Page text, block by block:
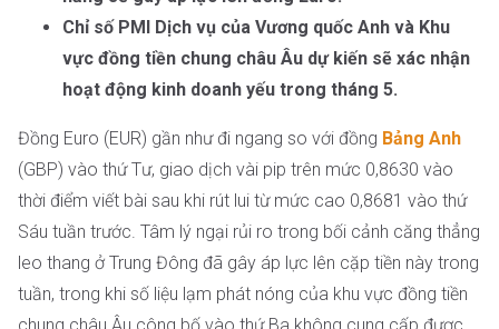
Chỉ số PMI Dịch vụ của Vương quốc Anh và Khu
vực đồng tiền chung châu Âu dự kiến sẽ xác nhận
hoạt động kinh doanh yếu trong tháng 5.
Đồng Euro (EUR) gần như đi ngang so với đồng Bảng Anh
(GBP) vào thứ Tư, giao dịch vài pip trên mức 0,8630 vào
thời điểm viết bài sau khi rút lui từ mức cao 0,8681 vào thứ
Sáu tuần trước. Tâm lý ngại rủi ro trong bối cảnh căng thẳng
leo thang ở Trung Đông đã gây áp lực lên cặp tiền này trong
tuần, trong khi số liệu lạm phát nóng của khu vực đồng tiền